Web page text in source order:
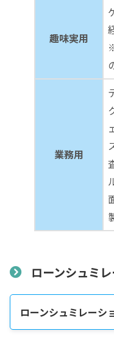
趣味実用
業務用
ローンシュミ
ローンシュミレーシ